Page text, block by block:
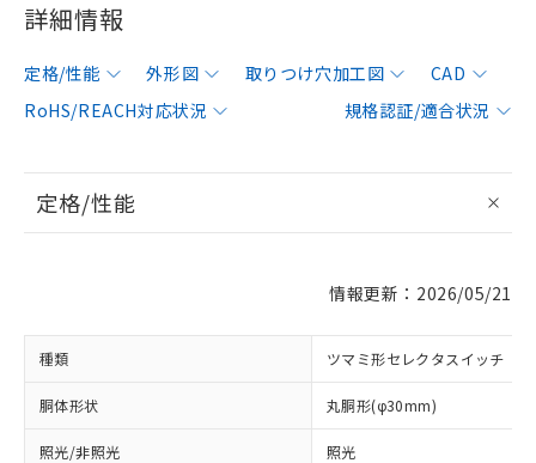
詳細情報
定格/性能 外形図 取りつけ穴加工図
CAD
RoHS/REACH対応状況
規格認証/適合状況
定格/性能
情報更新：2026/05/21
種類 ツマミ形セレクタスイッチ
胴体形状 丸胴形(φ30mm)
照光/非照光 照光